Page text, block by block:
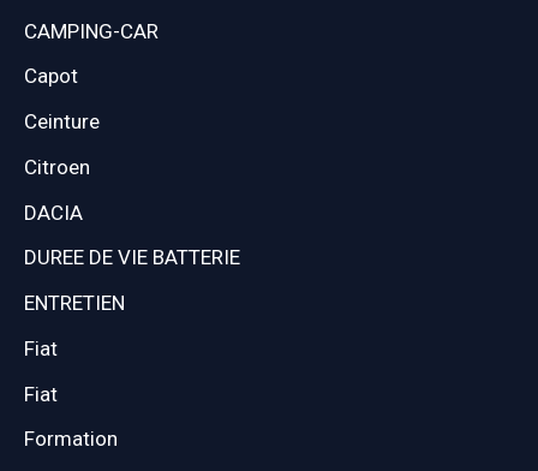
CAMPING-CAR
Capot
Ceinture
Citroen
DACIA
DUREE DE VIE BATTERIE
ENTRETIEN
Fiat
Fiat
Formation